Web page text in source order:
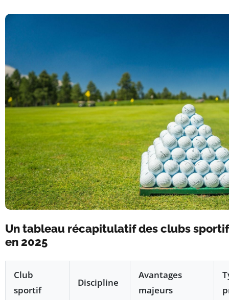
Un tableau récapitulatif des clubs
en 2025
Club
sportif
Discipline
Avantages
majeurs